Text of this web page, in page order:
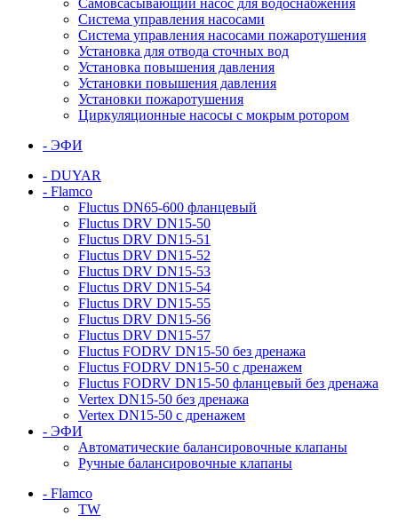
Самовсасывающий насос для водоснабжения
Система управления насосами
Система управления насосами пожаротушения
Установка для отвода сточных вод
Установка повышения давления
Установки повышения давления
Установки пожаротушения
Циркуляционные насосы с мокрым ротором
- ЭФИ
- DUYAR
- Flamco
Fluctus DN65-600 фланцевый
Fluctus DRV DN15-50
Fluctus DRV DN15-51
Fluctus DRV DN15-52
Fluctus DRV DN15-53
Fluctus DRV DN15-54
Fluctus DRV DN15-55
Fluctus DRV DN15-56
Fluctus DRV DN15-57
Fluctus FODRV DN15-50 без дренажа
Fluctus FODRV DN15-50 с дренажем
Fluctus FODRV DN15-50 фланцевый без дренажа
Vertex DN15-50 без дренажа
Vertex DN15-50 с дренажем
- ЭФИ
Автоматические балансировочные клапаны
Ручные балансировочные клапаны
- Flamco
TW